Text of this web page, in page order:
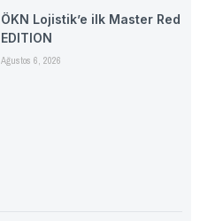
ÖKN Lojistik’e ilk Master Red
EDITION
Ağustos 6, 2026